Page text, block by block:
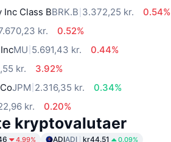
Inc Class BBRK.B 3.372,25 kr.
0.54%
kr.
0.52%
MU 5.691,43 kr.
0.44%
kr.
3.92%
JPM 2.316,35 kr.
0.34%
kr. 0.20%
kryptovalutaer
4.99% ADIADI kr44.51 0.09%